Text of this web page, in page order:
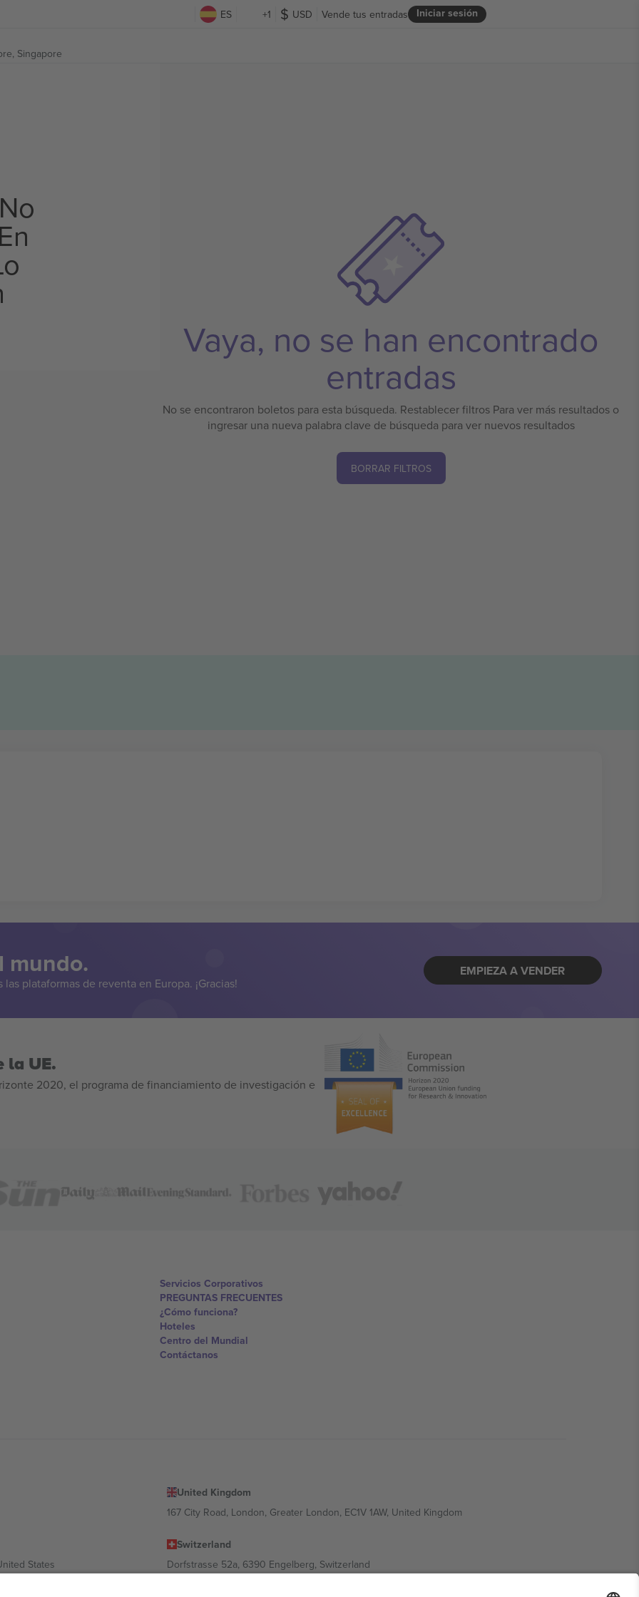
ES +1 USD Iniciar sesión
Vende tus entradas
Singapore
Vaya, no se han encontrado
entradas
No se encontraron boletos para esta búsqueda. Restablecer filtros Para ver más resultados o
ingresar una nueva palabra clave de búsqueda para ver nuevos resultados
BORRAR FILTROS
mundo.
plataformas de reventa en Europa. ¡Gracias!
EMPIEZA A VENDER
la UE.
2020, el programa de financiamiento de investigación e
Servicios Corporativos
PREGUNTAS FRECUENTES
¿Cómo funciona?
Hoteles
Centro del Mundial
Contáctanos
United Kingdom
167 City Road, London, Greater London, EC1V 1AW, United Kingdom
States
Switzerland
Dorfstrasse 52a, 6390 Engelberg, Switzerland